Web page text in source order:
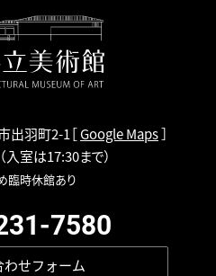
出羽町2-1［Google Maps］
（入室は17:30まで）
臨時休館あり
7580
わせフォーム